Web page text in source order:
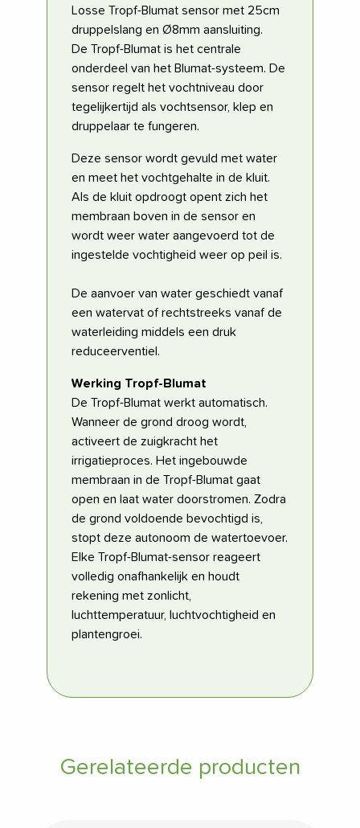
Losse Tropf-Blumat sensor met 25cm
druppelslang en Ø8mm aansluiting.
De Tropf-Blumat is het centrale
onderdeel van het Blumat-systeem. De
sensor regelt het vochtniveau door
tegelijkertijd als vochtsensor, klep en
druppelaar te fungeren.
Deze sensor wordt gevuld met water
en meet het vochtgehalte in de kluit.
Als de kluit opdroogt opent zich het
membraan boven in de sensor en
wordt weer water aangevoerd tot de
ingestelde vochtigheid weer op peil is.
De aanvoer van water geschiedt vanaf
een watervat of rechtstreeks vanaf de
waterleiding middels een druk
reduceerventiel.
Werking Tropf-Blumat
De Tropf-Blumat werkt automatisch.
Wanneer de grond droog wordt,
activeert de zuigkracht het
irrigatieproces. Het ingebouwde
membraan in de Tropf-Blumat gaat
open en laat water doorstromen. Zodra
de grond voldoende bevochtigd is,
stopt deze autonoom de watertoevoer.
Elke Tropf-Blumat-sensor reageert
volledig onafhankelijk en houdt
rekening met zonlicht,
luchttemperatuur, luchtvochtigheid en
plantengroei.
Gerelateerde producten